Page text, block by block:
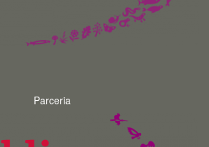
Parceria